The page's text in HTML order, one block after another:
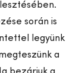
során is
legyünk
a
bezárjuk a